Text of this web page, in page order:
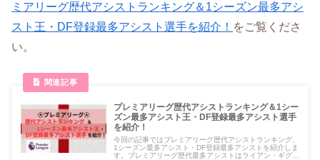
ミアリーグ歴代アシストランキング＆1シーズン最多アシ
スト王・DF登録最多アシスト選手を紹介！ をご覧くださ
い。
プレミアリーグ歴代アシストランキング＆1シー
ズン最多アシスト王・DF登録最多アシスト選手
を紹介！
今回の記事ではプレミアリーグ歴代アシストランキング、
1シーズン最多アシスト・DF登録最多アシストを紹介しま
す。プレミアリーグ歴代最多アシストはライアン・ギグス